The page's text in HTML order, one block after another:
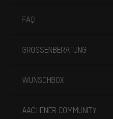
FAQ
GRÖSSENBERATUNG
WUNSCHBOX
AACHENER COMMUNITY